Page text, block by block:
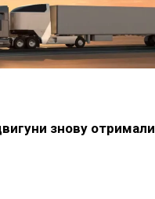
знову отримали